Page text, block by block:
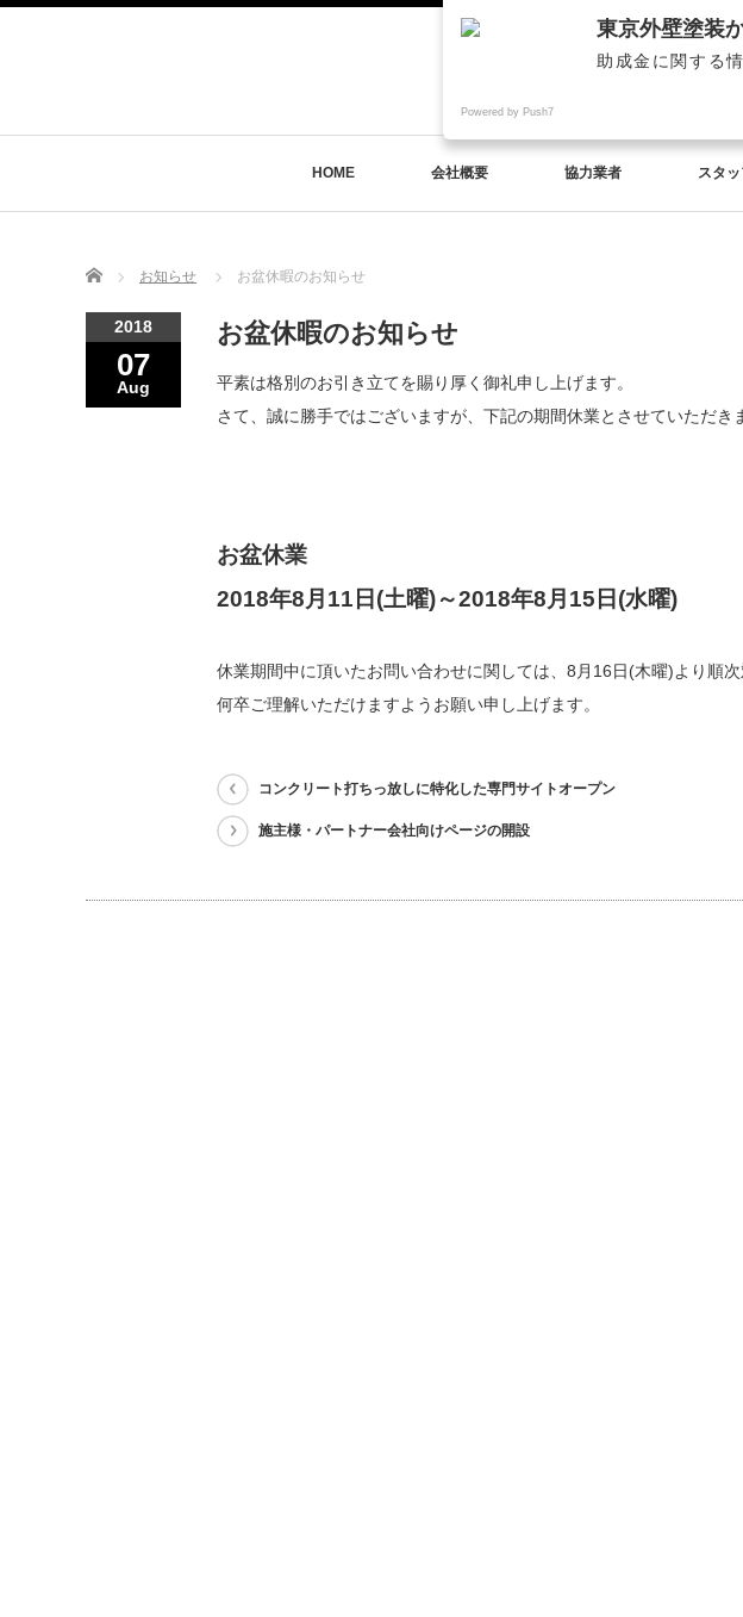
HOME 会社概要 協力業者 スタ
Home お知らせ お盆休暇のお知らせ
2018
07
Aug
お盆休暇のお知らせ
平素は格別のお引き立てを賜り厚く御礼申し上げます。
さて、誠に勝手ではございますが、下記の期間休業とさせていただき
お盆休業
2018年8月11日(土曜)～2018年8月15日(水曜)
休業期間中に頂いたお問い合わせに関しては、8月16日(木曜)より順次
何卒ご理解いただけますようお願い申し上げます。
コンクリート打ちっ放しに特化した専門サイトオープン
施主様・パートナー会社向けページの開設
東京外壁塗装
助成金に関する
Powered by Push7